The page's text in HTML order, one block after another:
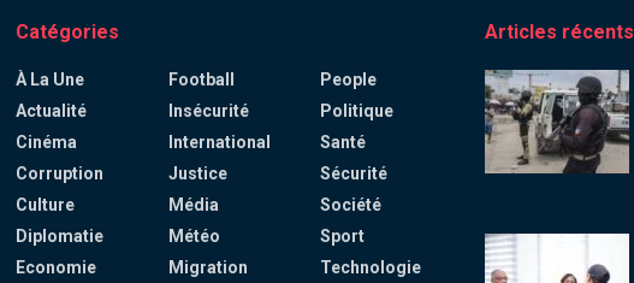
Catégories
À La Une
Actualité
Cinéma
Corruption
Culture
Diplomatie
Economie
Football
Insécurité
International
Justice
Média
Météo
Migration
People
Politique
Santé
Sécurité
Société
Sport
Technologie
Articles récents